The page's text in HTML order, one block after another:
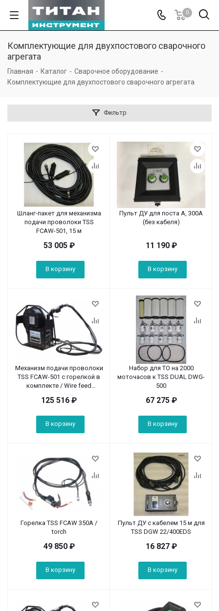
0
Комплектующие для двухпостового сварочного
агрегата
Главная - Каталог - Сварочное оборудование -
Комплектующие для двухпостового сварочного агрегата
Фильтр
Шланг-пакет для механизма
подачи проволоки TSS
FCAW-501, 15 м
53 005₽
В корзину
Пульт ДУ для поста А, 300А
(без кабеля)
11 190₽
В корзину
Механизм подачи проволоки
TSS FCAW-501 с горелкой в
комплекте / Wire feed
125 516 ₽
В корзину
Набор для ТО на 2000
моточасов к TSS DUAL DWG-
500
67 275₽
В корзину
Горелка TSS FCAW 350А /
torch
49 850₽
В корзину
Пульт ДУ с кабелем 15 м для
TSS DGW 22/400EDS
16 827₽
В корзину